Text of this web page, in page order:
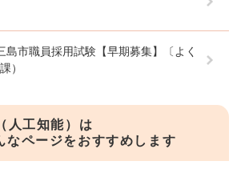
市職員採用試験【早期募集】〔よく
）
人工知能）は
なページをおすすめします